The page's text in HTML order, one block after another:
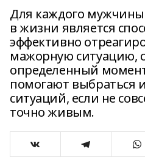
Для каждого
в жизни является
эффективно
мажорную ситуацию,
определенный
помогают выбраться
ситуаций, если не
точно живым.